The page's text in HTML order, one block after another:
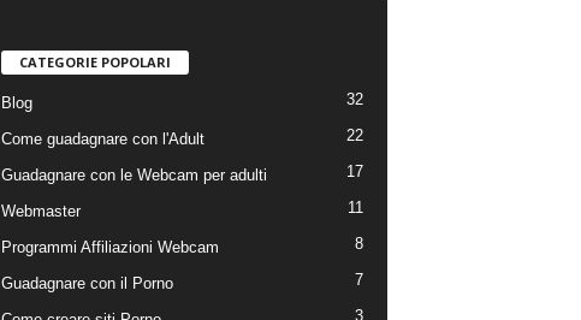
CATEGORIE POPOLARI
Blog 32
Come guadagnare con l'Adult 22
Guadagnare con le Webcam per adulti 17
Webmaster 11
Programmi Affiliazioni Webcam 8
Guadagnare con il Porno 7
3